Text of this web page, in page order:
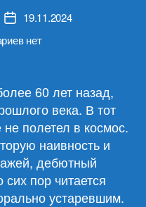
Дата19.11.2024
к
Гаррисон
«Неукротимая
планета»
нет
60 лет назад,
века. В тот
полетел в космос.
наивность и
дебютный
пор читается
устаревшим.